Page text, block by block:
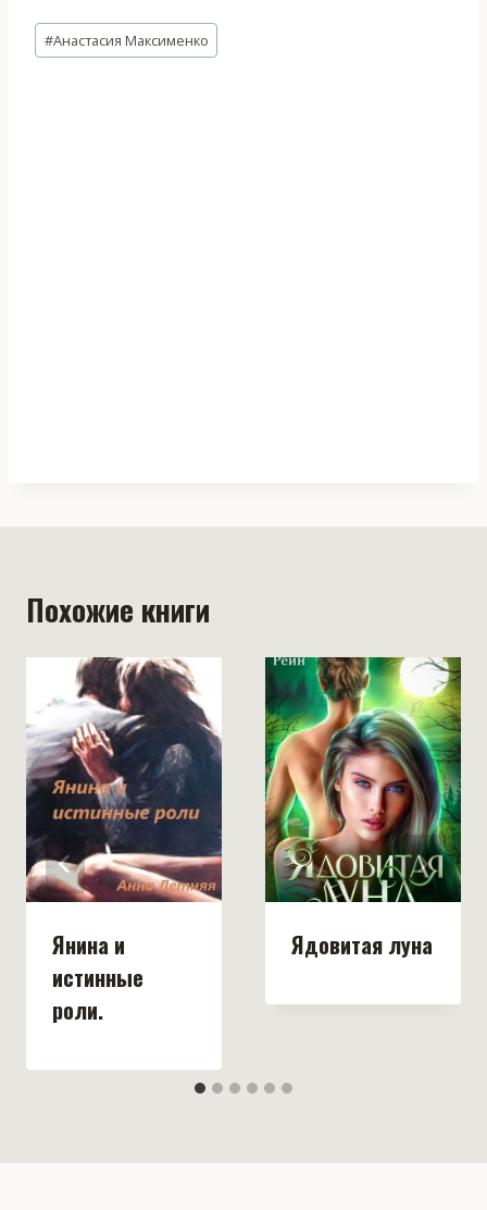
Метки
записи:
#Анастасия Максименко
Похожие книги
Янина и
истинные
роли.
Ядовитая луна